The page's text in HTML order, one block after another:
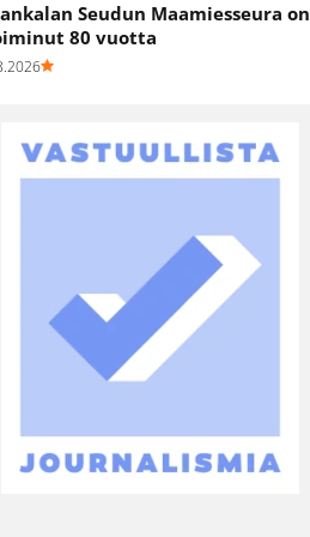
Seudun Maamiesseura on
80 vuotta